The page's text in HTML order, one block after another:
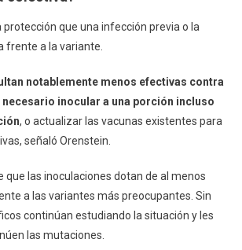
protección que una infección previa o la
frente a la variante.
notablemente menos efectivas contra
necesario inocular a una porción incluso
, o actualizar las vacunas existentes para
señaló Orenstein.
que las inoculaciones dotan de al menos
a las variantes más preocupantes. Sin
continúan estudiando la situación y les
las mutaciones.